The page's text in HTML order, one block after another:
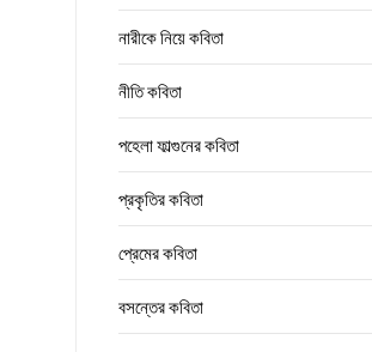
নারীকে নিয়ে কবিতা
নীতি কবিতা
পহেলা ফাল্গুনের কবিতা
প্রকৃতির কবিতা
প্রেমের কবিতা
বসন্তের কবিতা